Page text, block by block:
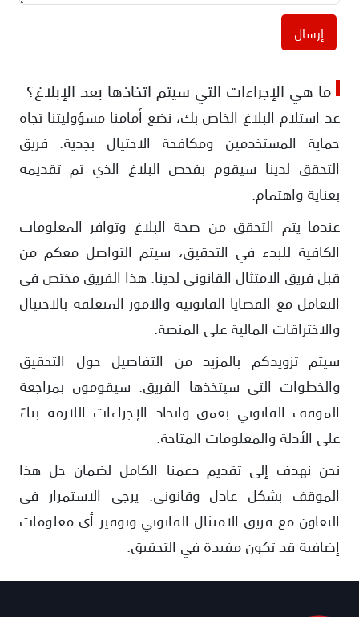
إرسال
ما هي الإجراءات التي سيتم اتخاذها بعد الإبلاغ؟
عد استلام البلاغ الخاص بك، نضع أمامنا مسؤوليتنا تجاه
حماية المستخدمين ومكافحة الاحتيال بجدية. فريق
التحقق لدينا سيقوم بفحص البلاغ الذي تم تقديمه
بعناية واهتمام.
عندما يتم التحقق من صحة البلاغ وتوافر المعلومات
الكافية للبدء في التحقيق، سيتم التواصل معكم من
قبل فريق الامتثال القانوني لدينا. هذا الفريق مختص في
التعامل مع القضايا القانونية والامور المتعلقة بالاحتيال
والاختراقات المالية على المنصة.
سيتم تزويدكم بالمزيد من التفاصيل حول التحقيق
والخطوات التي سيتخذها الفريق. سيقومون بمراجعة
الموقف القانوني بعمق واتخاذ الإجراءات اللازمة بناءً
على الأدلة والمعلومات المتاحة.
نحن نهدف إلى تقديم دعمنا الكامل لضمان حل هذا
الموقف بشكل عادل وقانوني. يرجى الاستمرار في
التعاون مع فريق الامتثال القانوني وتوفير أي معلومات
إضافية قد تكون مفيدة في التحقيق.